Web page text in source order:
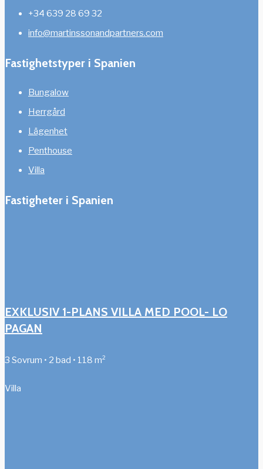
+34 639 28 69 32
info@martinssonandpartners.com
Fastighetstyper i Spanien
Bungalow
Herrgård
Lägenhet
Penthouse
Villa
Fastigheter i Spanien
EXKLUSIV 1-PLANS VILLA MED POOL- LO
PAGAN
3 Sovrum • 2 bad • 118 m²
Villa